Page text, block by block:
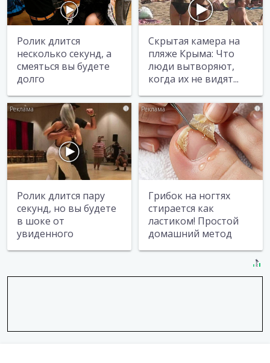
Ролик длится
несколько секунд, а
смеяться вы будете
долго
Скрытая камера на
пляже Крыма: Что
люди вытворяют,
когда их не видят...
i
Ролик длится пару
секунд, но вы будете
в шоке от
увиденного
i
Грибок на ногтях
стирается как
ластиком! Простой
домашний метод